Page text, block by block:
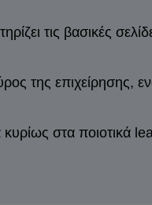
τις βασικές
της
κυρίως στα